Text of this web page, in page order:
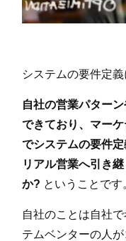
システムの要件定
自社の営業パター
できており、マー
でシステムの要件
リアル営業へ引き
か? ということです
自社のことは自社
テムベンターの人